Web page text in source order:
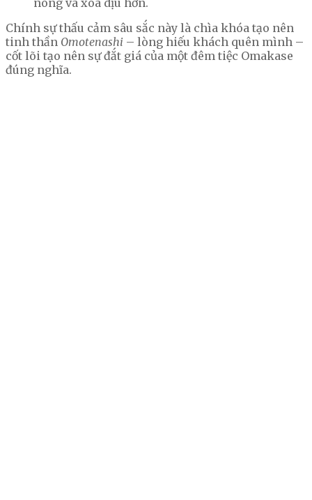
nóng và xoa dịu hơn.
Chính sự thấu cảm sâu sắc này là chìa khóa tạo nên
tinh thần Omotenashi – lòng hiếu khách quên mình –
cốt lõi tạo nên sự đắt giá của một đêm tiệc Omakase
đúng nghĩa.